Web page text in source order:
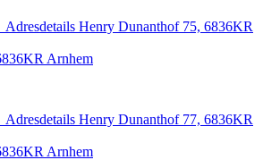
Adresdetails Henry Dunanthof 75, 6836KR
Arnhem
Adresdetails Henry Dunanthof 77, 6836KR
Arnhem